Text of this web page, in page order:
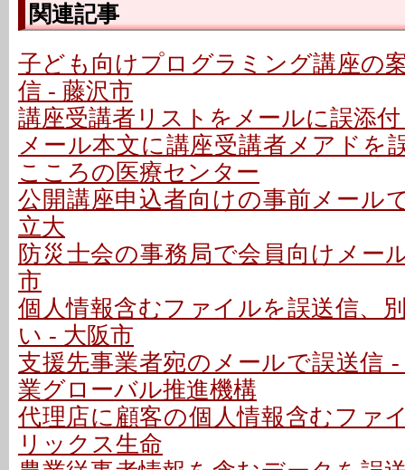
関連記事
子ども向けプログラミング講座の
信 - 藤沢市
講座受講者リストをメールに誤添
メール本文に講座受講者メアドを
こころの医療センター
公開講座申込者向けの事前メール
立大
防災士会の事務局で会員向けメー
市
個人情報含むファイルを誤送信、
い - 大阪市
支援先事業者宛のメールで誤送信
業グローバル推進機構
代理店に顧客の個人情報含むファ
リックス生命